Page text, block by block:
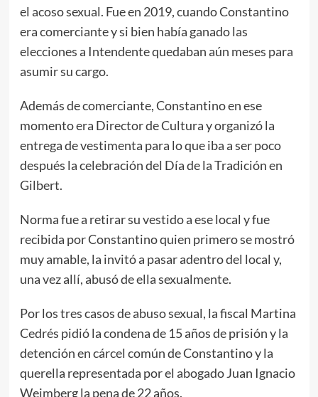
el acoso sexual. Fue en 2019, cuando Constantino
era comerciante y si bien había ganado las
elecciones a Intendente quedaban aún meses para
asumir su cargo.
Además de comerciante, Constantino en ese
momento era Director de Cultura y organizó la
entrega de vestimenta para lo que iba a ser poco
después la celebración del Día de la Tradición en
Gilbert.
Norma fue a retirar su vestido a ese local y fue
recibida por Constantino quien primero se mostró
muy amable, la invitó a pasar adentro del local y,
una vez allí, abusó de ella sexualmente.
Por los tres casos de abuso sexual, la fiscal Martina
Cedrés pidió la condena de 15 años de prisión y la
detención en cárcel común de Constantino y la
querella representada por el abogado Juan Ignacio
Weimberg la pena de 22 años.